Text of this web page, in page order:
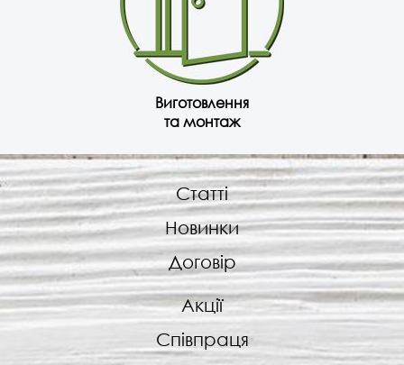
Виготовлення
та монтаж
Статті
Новинки
Договір
Акції
Співпраця